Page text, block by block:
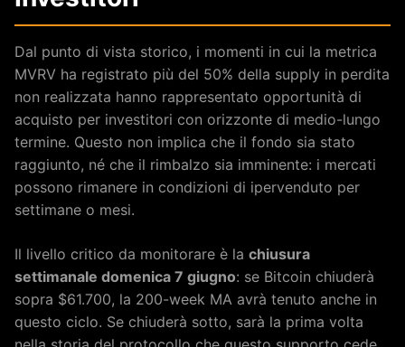
Dal punto di vista storico, i momenti in cui la metrica
MVRV ha registrato più del 50% della supply in perdita
non realizzata hanno rappresentato opportunità di
acquisto per investitori con orizzonte di medio-lungo
termine. Questo non implica che il fondo sia stato
raggiunto, né che il rimbalzo sia imminente: i mercati
possono rimanere in condizioni di ipervenduto per
settimane o mesi.
Il livello critico da monitorare è la chiusura
settimanale domenica 7 giugno: se Bitcoin chiuderà
sopra $61.700, la 200-week MA avrà tenuto anche in
questo ciclo. Se chiuderà sotto, sarà la prima volta